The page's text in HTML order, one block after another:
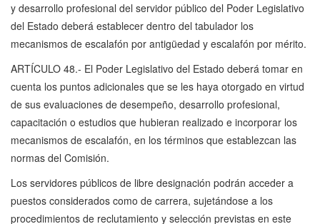
y desarrollo profesional del servidor público del Poder Legislativo
del Estado deberá establecer dentro del tabulador los
mecanismos de escalafón por antigüedad y escalafón por mérito.
ARTÍCULO 48.- El Poder Legislativo del Estado deberá tomar en
cuenta los puntos adicionales que se les haya otorgado en virtud
de sus evaluaciones de desempeño, desarrollo profesional,
capacitación o estudios que hubieran realizado e incorporar los
mecanismos de escalafón, en los términos que establezcan las
normas del Comisión.
Los servidores públicos de libre designación podrán acceder a
puestos considerados como de carrera, sujetándose a los
procedimientos de reclutamiento y selección previstas en este